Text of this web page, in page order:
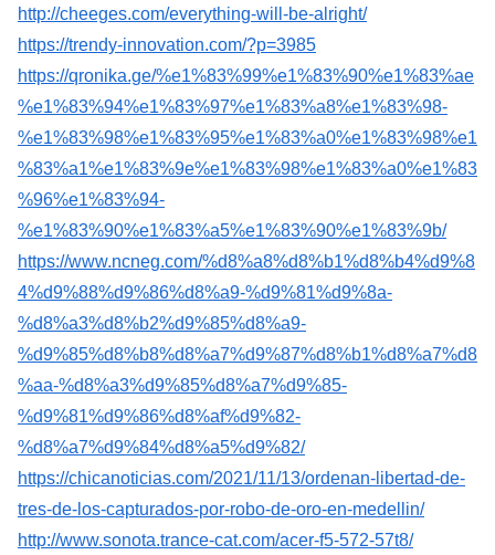
http://cheeges.com/everything-will-be-alright/
https://trendy-innovation.com/?p=3985
https://qronika.ge/%e1%83%99%e1%83%90%e1%83%ae
%e1%83%94%e1%83%97%e1%83%a8%e1%83%98-
%e1%83%98%e1%83%95%e1%83%a0%e1%83%98%e1
%83%a1%e1%83%9e%e1%83%98%e1%83%a0%e1%83
%96%e1%83%94-
%e1%83%90%e1%83%a5%e1%83%90%e1%83%9b/
https://www.ncneg.com/%d8%a8%d8%b1%d8%b4%d9%8
4%d9%88%d9%86%d8%a9-%d9%81%d9%8a-
%d8%a3%d8%b2%d9%85%d8%a9-
%d9%85%d8%b8%d8%a7%d9%87%d8%b1%d8%a7%d8
%aa-%d8%a3%d9%85%d8%a7%d9%85-
%d9%81%d9%86%d8%af%d9%82-
%d8%a7%d9%84%d8%a5%d9%82/
https://chicanoticias.com/2021/11/13/ordenan-libertad-de-
tres-de-los-capturados-por-robo-de-oro-en-medellin/
http://www.sonota.trance-cat.com/acer-f5-572-57t8/